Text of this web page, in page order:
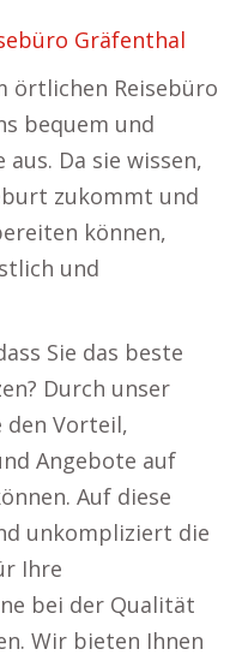
Gräfenthal
örtlichen Reisebüro
bequem und
Da sie wissen,
zukommt und
können,
und
Sie das beste
Durch unser
den Vorteil,
Angebote auf
Auf diese
unkompliziert die
Ihre
bei der Qualität
Wir bieten Ihnen